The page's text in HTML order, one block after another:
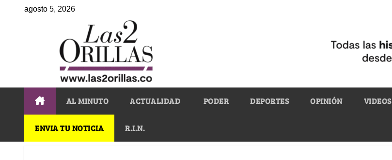
agosto 5, 2026
AL MINUTO ACTUALIDAD PODER DEPORTES OPINIÓN VIDEOS
ENVIA TU NOTICIA R.I.N.